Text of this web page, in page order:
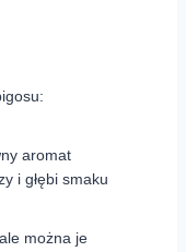
aromat
i głębi smaku
można je